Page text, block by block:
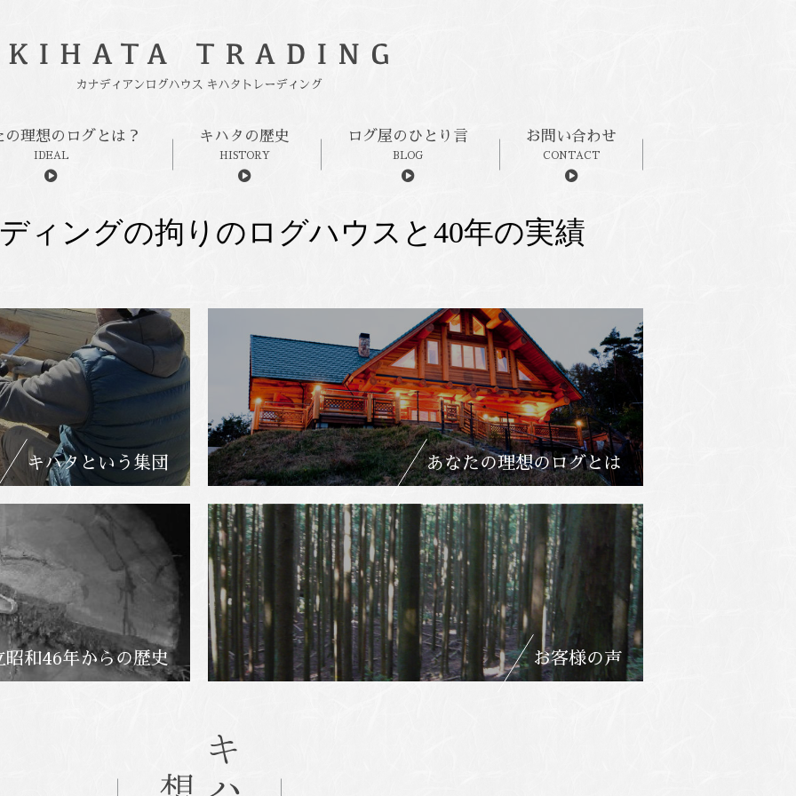
の理想のログとは？
IDEAL
キハタの歴史
HISTORY
ログ屋のひとり言
BLOG
お問い合わせ
CONTACT
ィングの拘りのログハウスと40年の実績
キハタという集団 あなたの理想のログとは
昭和46年からの歴史 お客様の声